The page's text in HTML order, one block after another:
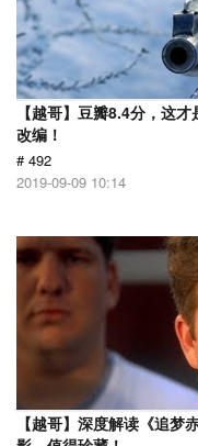
【越哥】豆瓣8.4分，这
改编！
# 492
2019-09-09 10:14
【越哥】深度解读《追梦